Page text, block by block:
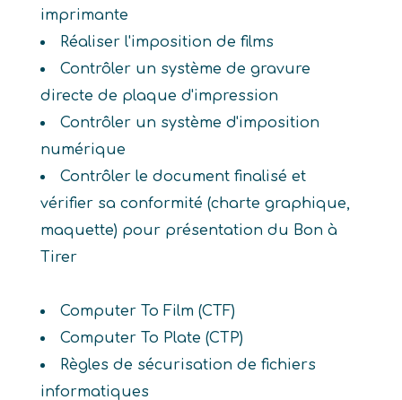
imprimante
Réaliser l'imposition de films
Contrôler un système de gravure
directe de plaque d'impression
Contrôler un système d'imposition
numérique
Contrôler le document finalisé et
vérifier sa conformité (charte graphique,
maquette) pour présentation du Bon à
Tirer
Computer To Film (CTF)
Computer To Plate (CTP)
Règles de sécurisation de fichiers
informatiques